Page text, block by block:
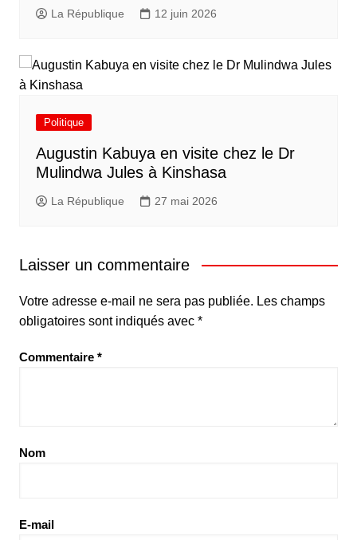
La République 12 juin 2026
Politique
Augustin Kabuya en visite chez le Dr
Mulindwa Jules à Kinshasa
La République 27 mai 2026
Laisser un commentaire
Votre adresse e-mail ne sera pas publiée. Les champs
obligatoires sont indiqués avec *
Commentaire *
Nom
E-mail